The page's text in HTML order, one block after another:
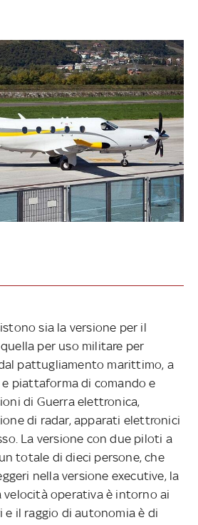
sia la versione per il
per uso militare per
pattugliamento marittimo, a
piattaforma di comando e
di Guerra elettronica,
di radar, apparati elettronici
La versione con due piloti a
totale di dieci persone, che
nella versione executive, la
velocità operativa è intorno ai
il raggio di autonomia è di